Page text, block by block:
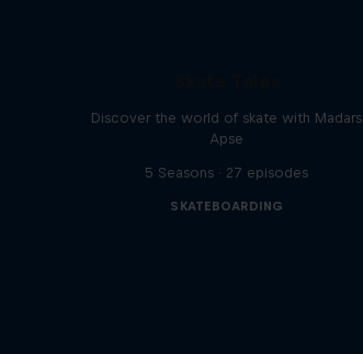
Discover the world of skate with Madars
Apse
5 Seasons · 27 episodes
SKATEBOARDING